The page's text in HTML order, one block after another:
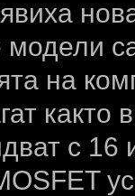
модели
на
както
с 16